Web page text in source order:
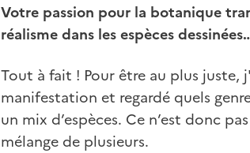
Votre passion pour la botanique
réalisme dans les espèces
Tout à fait ! Pour être au plus
manifestation et regardé quels
un mix d’espèces. Ce n’est donc
mélange de plusieurs.